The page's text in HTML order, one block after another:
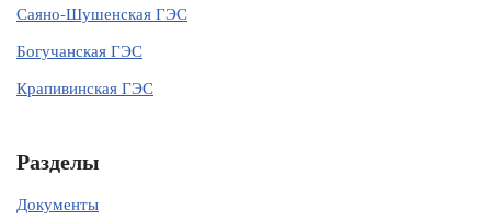
Саяно-Шушенская ГЭС
Богучанская ГЭС
Крапивинская ГЭС
Разделы
Документы